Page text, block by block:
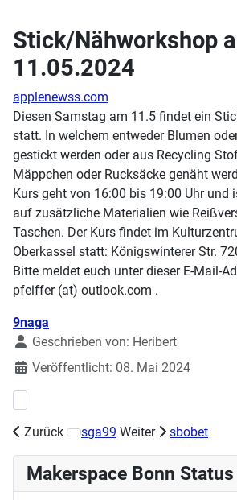
Stick/Nähworkshop
11.05.2024
applenewss.com
Diesen Samstag am 11.5 findet ein
statt. In welchem entweder Blumen
gestickt werden oder aus Recycling
Mäppchen oder Rucksäcke genäht
Kurs geht von 16:00 bis 19:00 Uhr und
auf zusätzliche Materialien wie
Taschen. Der Kurs findet im
Oberkassel statt: Königswinterer Str.
Bitte meldet euch unter dieser E-Mail-
pfeiffer (at) outlook.com .
Details
9naga
Geschrieben von: Heribert
Veröffentlicht: 08. Mai 2024
Vorheriger Beitrag: Workshop am Sonntag:
Zurück
Nächster Beitrag:
sga99 Weiter sbobet
Makerspace Bonn Status